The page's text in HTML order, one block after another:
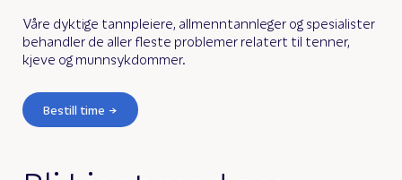
Våre dyktige tannpleiere, allmenntannleger og spesialister
behandler de aller fleste problemer relatert til tenner,
kjeve og munnsykdommer.
Bestill time